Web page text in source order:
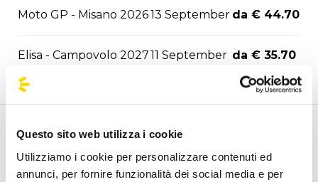
Questo sito web utilizza i cookie
Utilizziamo i cookie per personalizzare contenuti ed
annunci, per fornire funzionalità dei social media e per
Moto GP - Misano 202613 September da € 44.70
Elisa - Campovolo 202711 September da € 35.70
Benvenuto nella pagina delle agenzie ufficiali di
BusForFun, per trovare rapidamente le agenzie che fanno
al caso tuo. Le nostre agenzie partner sono presenti su